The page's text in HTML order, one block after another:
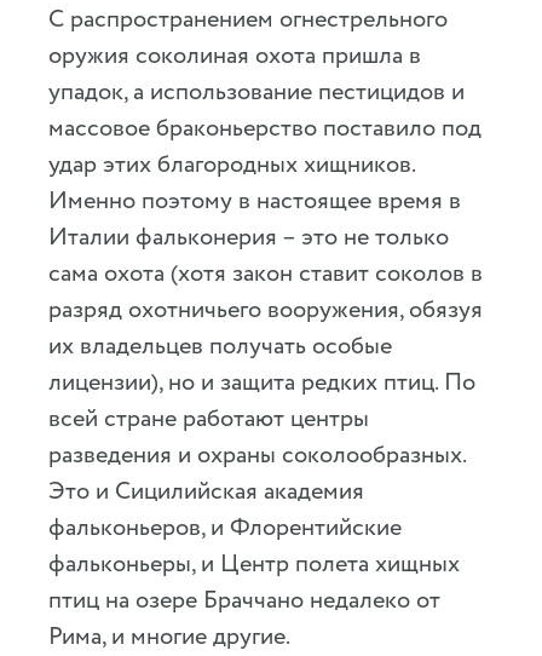
С распространением огнестрельного
оружия соколиная охота пришла в
упадок, а использование пестицидов и
массовое браконьерство поставило под
удар этих благородных хищников.
Именно поэтому в настоящее время в
Италии фальконерия – это не только
сама охота (хотя закон ставит соколов в
разряд охотничьего вооружения, обязуя
их владельцев получать особые
лицензии), но и защита редких птиц. По
всей стране работают центры
разведения и охраны соколообразных.
Это и Сицилийская академия
фальконьеров, и Флорентийские
фальконьеры, и Центр полета хищных
птиц на озере Браччано недалеко от
Рима, и многие другие.